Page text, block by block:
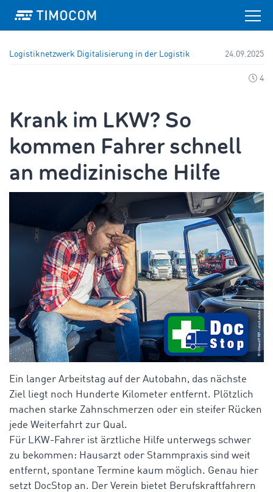
Logistiknetzwerk Digitalisierung in der Logistik 24.09.2025
4
Krank im LKW? So
kommen Fahrer schnell
an medizinische Hilfe
Ein langer Arbeitstag auf der Autobahn, das nächste
Ziel liegt noch Hunderte Kilometer entfernt. Plötzlich
machen starke Zahnschmerzen oder ein steifer Rücken
jede Weiterfahrt zur Qual.
Für LKW-Fahrer ist ärztliche Hilfe unterwegs schwer
zu bekommen: Hausarzt oder Stammpraxis sind weit
entfernt, spontane Termine kaum möglich. Genau hier
setzt DocStop an. Der Verein bietet Berufskraftfahrern